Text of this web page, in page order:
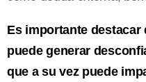
Es importante
puede generar
que a su vez puede